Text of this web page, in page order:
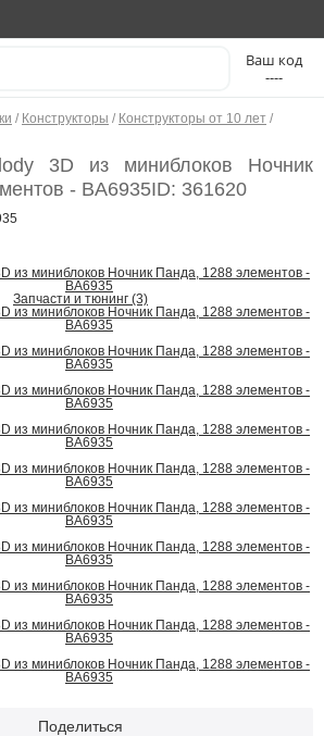
----
/ Конструкторы / Конструкторы от 10 лет /
3D из миниблоков Ночник
- BA6935ID: 361620
Запчасти и тюнинг (3)
Поделиться